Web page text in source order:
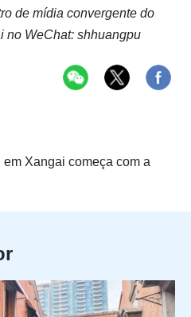
de mídia convergente do
no WeChat: shhuangpu
Xangai começa com a